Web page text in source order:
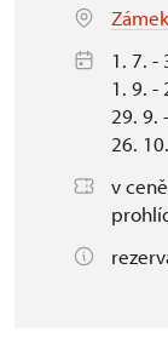
1. 7. -
1. 9. -
29. 9.
26.
v